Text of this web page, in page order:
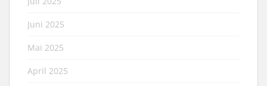
Juni 2025
Mai 2025
April 2025